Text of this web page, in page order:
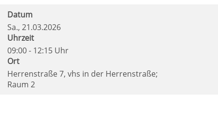
Datum
Sa., 21.03.2026
Uhrzeit
09:00 - 12:15 Uhr
Ort
Herrenstraße 7, vhs in der Herrenstraße;
Raum 2